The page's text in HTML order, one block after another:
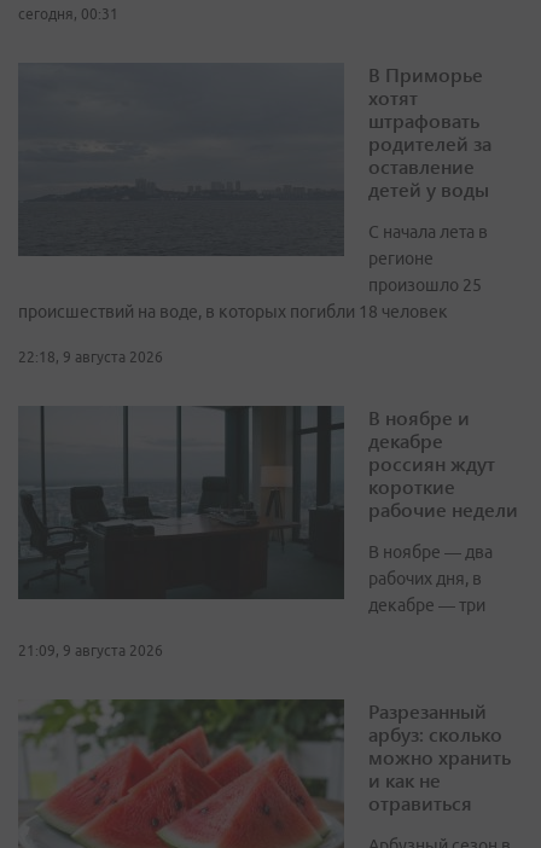
сегодня, 00:31
В Приморье
хотят
штрафовать
родителей за
оставление
детей у воды
С начала лета в
регионе
произошло 25
происшествий на воде, в которых погибли 18 человек
22:18, 9 августа 2026
В ноябре и
декабре
россиян ждут
короткие
рабочие недели
В ноябре — два
рабочих дня, в
декабре — три
21:09, 9 августа 2026
Разрезанный
арбуз: сколько
можно хранить
и как не
отравиться